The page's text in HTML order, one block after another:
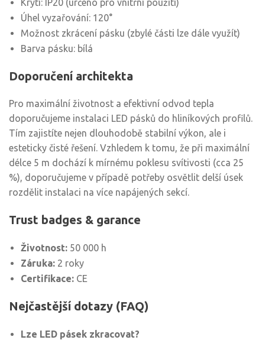
Krytí: IP20 (určeno pro vnitřní použití)
Úhel vyzařování: 120°
Možnost zkrácení pásku (zbylé části lze dále využít)
Barva pásku: bílá
Doporučení architekta
Pro maximální životnost a efektivní odvod tepla
doporučujeme instalaci LED pásků do hliníkových profilů.
Tím zajistíte nejen dlouhodobě stabilní výkon, ale i
esteticky čisté řešení. Vzhledem k tomu, že při maximální
délce 5 m dochází k mírnému poklesu svítivosti (cca 25
%), doporučujeme v případě potřeby osvětlit delší úsek
rozdělit instalaci na více napájených sekcí.
Trust badges & garance
Životnost: 50 000 h
Záruka: 2 roky
Certifikace: CE
Nejčastější dotazy (FAQ)
Lze LED pásek zkracovat?